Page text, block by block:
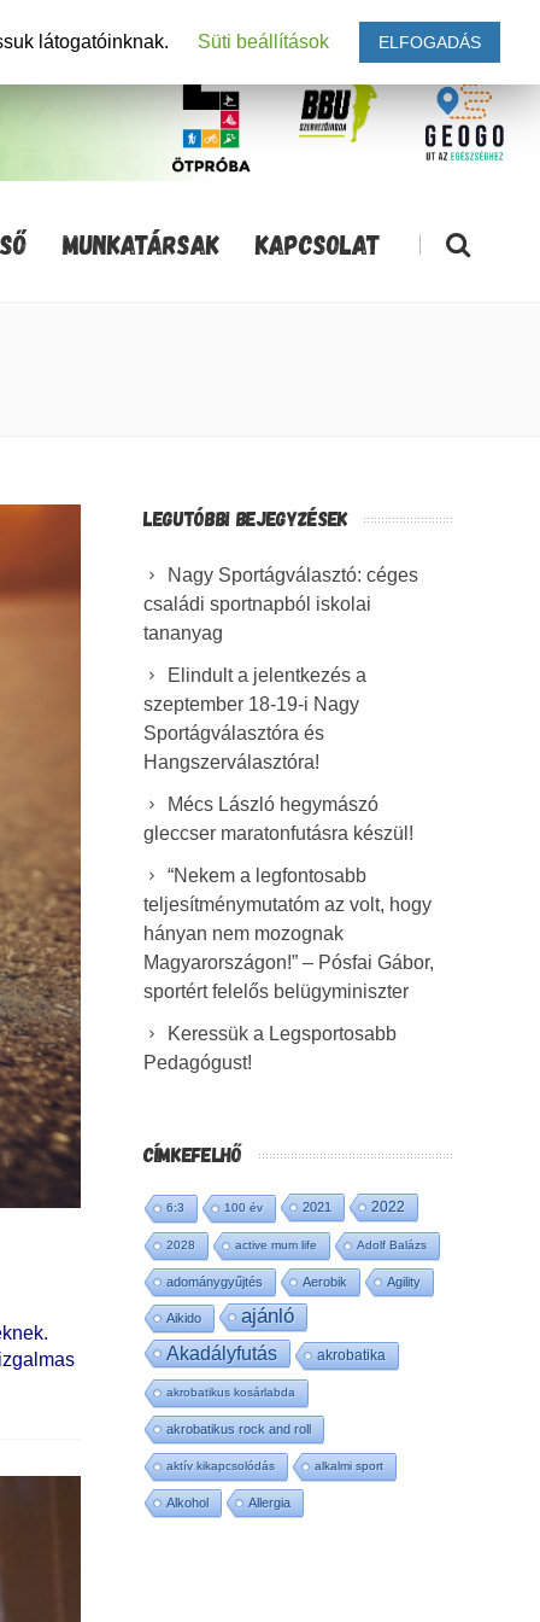
MUNKATÁRSAK KAPCSOLAT |
LEGUTÓBBI BEJEGYZÉSEK
Nagy Sportágválasztó: céges
családi sportnapból iskolai
tananyag
Elindult a jelentkezés a
szeptember 18-19-i Nagy
Sportágválasztóra és
Hangszerválasztóra!
Mécs László hegymászó
gleccser maratonfutásra készül!
“Nekem a legfontosabb
teljesítménymutatóm az volt, hogy
hányan nem mozognak
Magyarországon!” – Pósfai Gábor,
sportért felelős belügyminiszter
Keressük a Legsportosabb
Pedagógust!
CÍMKEFELHŐ
6:3 100 év 2021 2022
2028 active mum life Adolf Balázs
adománygyűjtés Aerobik Agility
Aikido ajánló
Akadályfutás akrobatika
akrobatikus kosárlabda
akrobatikus rock and roll
aktív kikapcsolódás alkalmi sport
Alkohol Allergia
látogatóinknak. Süti beállítások ELFOGADÁS